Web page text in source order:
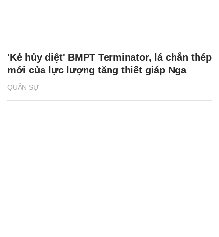
QUÂN SỰ
'Kẻ hủy diệt' BMPT Terminator, lá chắn thép
mới của lực lượng tăng thiết giáp Nga